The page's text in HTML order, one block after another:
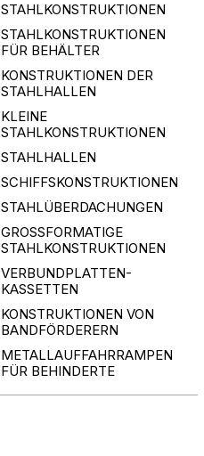
STAHLKONSTRUKTIONEN
STAHLKONSTRUKTIONEN
FÜR BEHÄLTER
KONSTRUKTIONEN DER
STAHLHALLEN
KLEINE
STAHLKONSTRUKTIONEN
STAHLHALLEN
SCHIFFSKONSTRUKTIONEN
STAHLÜBERDACHUNGEN
GROSSFORMATIGE
STAHLKONSTRUKTIONEN
VERBUNDPLATTEN-
KASSETTEN
KONSTRUKTIONEN VON
BANDFÖRDERERN
METALLAUFFAHRRAMPEN
FÜR BEHINDERTE